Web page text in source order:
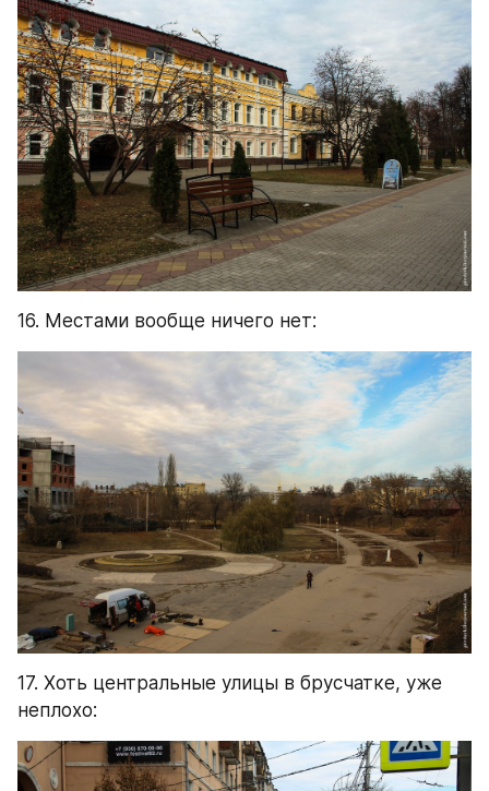
16. Местами вообще ничего нет:
17. Хоть центральные улицы в брусчатке, уже
неплохо: